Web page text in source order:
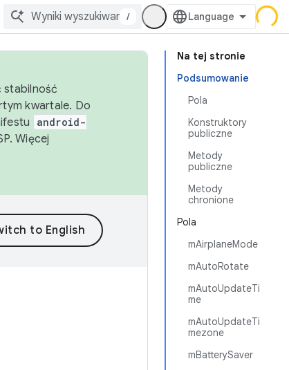
/
Na tej stronie
Podsumowanie
Pola
Konstruktory
publiczne
Metody
publiczne
Metody
chronione
Pola
mAirplaneMode
mAutoRotate
mAutoUpdateTi
me
mAutoUpdateTi
mezone
mBatterySaver
stabilność
kwartale. Do
android-
Więcej